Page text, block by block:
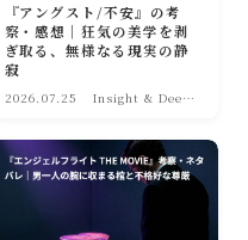
『アングスト/不安』の考
察・感想｜狂気の美学を剥
ぎ取る、無様なる現実の静
寂
2026.07.25
Insight & Deep